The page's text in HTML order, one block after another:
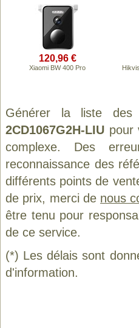
120,96 €
Xiaomi BW 400 Pro
Générer la liste
2CD1067G2H-LIU pour
complexe. Des
reconnaissance des
différents points de
de prix, merci de nous
être tenu pour
de ce service.
(*) Les délais sont
d'information.